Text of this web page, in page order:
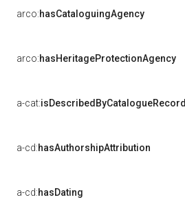
arco:hasCataloguingAgency
arco:hasHeritageProtectionAgency
a-cat:isDescribedByCatalogueRecord
a-cd:hasAuthorshipAttribution
a-cd:hasDating